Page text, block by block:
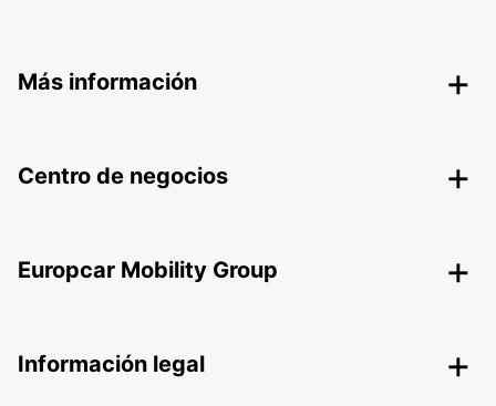
Más información
Centro de negocios
Europcar Mobility Group
Información legal